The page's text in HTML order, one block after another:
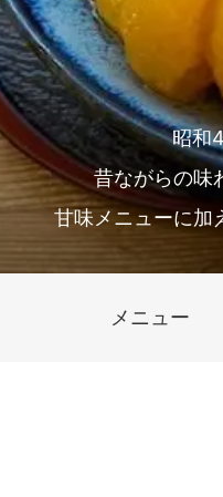
昭和
昔ながらの味
甘味メニューに加
メニュー